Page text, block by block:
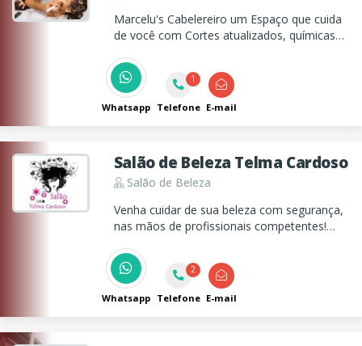
Marcelu's Cabelereiro um Espaço que cuida
de você com Cortes atualizados, químicas
e pedicure!
Whatsapp
1
Telefone E-mail
Salão de Beleza Telma Cardoso
Salão de Beleza
Venha cuidar de sua beleza com segurança,
nas mãos de profissionais competentes!
Whatsapp
2
Telefone E-mail